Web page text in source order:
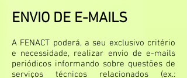
ENVIO DE E-MAILS
A FENACT poderá, a seu exclusivo critério
e necessidade, realizar envio de e-mails
periódicos informando sobre questões de
serviços técnicos relacionados (ex.: